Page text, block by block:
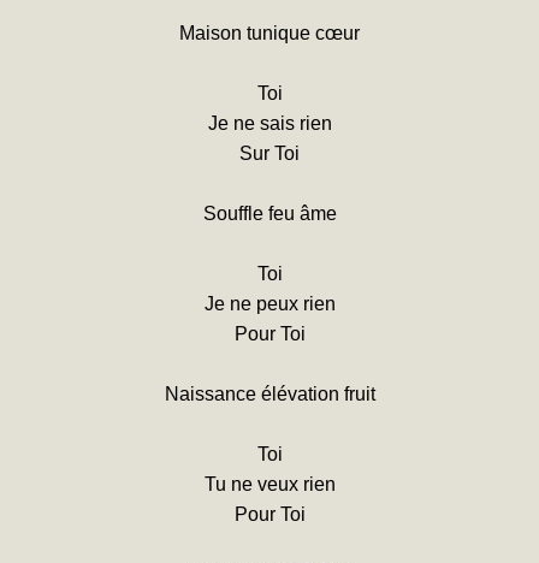
Maison tunique cœur
Toi
Je ne sais rien
Sur Toi
Souffle feu âme
Toi
Je ne peux rien
Pour Toi
Naissance élévation fruit
Toi
Tu ne veux rien
Pour Toi